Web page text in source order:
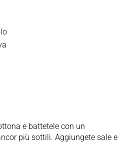
e battetele con un
più sottili. Aggiungete sale e